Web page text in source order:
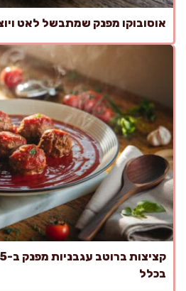
אוסובוקו מפנק שמתבשל לאט
בכלל